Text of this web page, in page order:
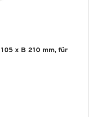
x B 210 mm, für